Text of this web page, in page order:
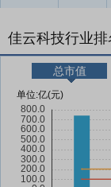
佳云科技行业排
总市值
单位:亿(元)